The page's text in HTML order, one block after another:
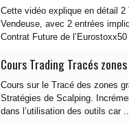
Cette vidéo explique en détail
Vendeuse, avec 2 entrées
Contrat Future de
Cours Trading Tracés
Cours sur le Tracé des zones
Stratégies de Scalping.
dans l’utilisation des outils car